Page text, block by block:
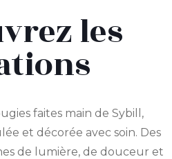
les
faites main de Sybill,
et décorée avec soin. Des
de lumière, de douceur et